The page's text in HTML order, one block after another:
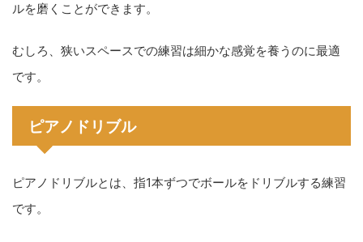
ルを磨くことができます。
むしろ、狭いスペースでの練習は細かな感覚を養うのに最適
です。
ピアノドリブル
ピアノドリブルとは、指1本ずつでボールをドリブルする練習
です。